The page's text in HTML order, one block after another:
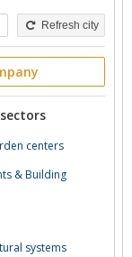
Refresh city
centers
& Building
systems